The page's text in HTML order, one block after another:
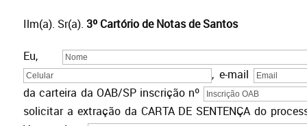
Ilm(a). Sr(a). 3º Cartório de Notas de Santos
Eu,
, e-mail
da carteira da OAB/SP inscrição nº
solicitar a extração da CARTA DE SENTENÇA do